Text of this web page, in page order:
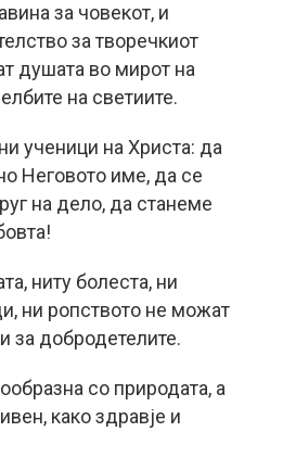
за човекот, и
за творечкиот
душата во мирот на
на светиите.
ученици на Христа: да
Неговото име, да се
на дело, да станеме
ниту болеста, ни
ни ропството не можат
за добродетелите.
со природата, а
како здравје и